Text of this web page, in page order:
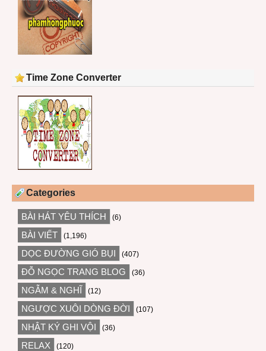
Time Zone Converter
Categories
BÀI HÁT YÊU THÍCH (6)
BÀI VIẾT (1,196)
DỌC ĐƯỜNG GIÓ BỤI (407)
ĐỖ NGỌC TRANG BLOG (36)
NGẪM & NGHĨ (12)
NGƯỢC XUÔI DÒNG ĐỜI (107)
NHẬT KÝ GHI VỘI (36)
RELAX (120)